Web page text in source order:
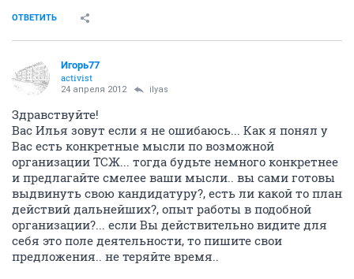
ОТВЕТИТЬ
Игорь77
activist
24 апреля 2012 ilyas
Здравствуйте!
Вас Илья зовут если я не ошибаюсь... Как я понял у
Вас есть конкретные мысли по возможной
организации ТСЖ... тогда будьте немного конкретнее
и предлагайте смелее ваши мысли.. вы сами готовы
выдвинуть свою кандидатуру?, есть ли какой то план
действий дальнейших?, опыт работы в подобной
организации?... если Вы действительно видите для
себя это поле деятельности, то пишите свои
предложения.. не теряйте время..